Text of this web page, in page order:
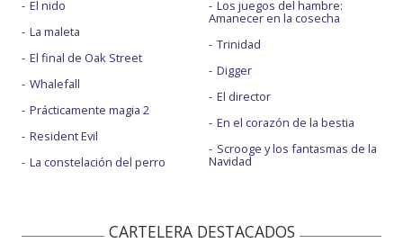
El nido
La maleta
El final de Oak Street
Whalefall
Prácticamente magia 2
Resident Evil
La constelación del perro
Los juegos del hambre:
Amanecer en la cosecha
Trinidad
Digger
El director
En el corazón de la bestia
Scrooge y los fantasmas de la
Navidad
CARTELERA DESTACADOS